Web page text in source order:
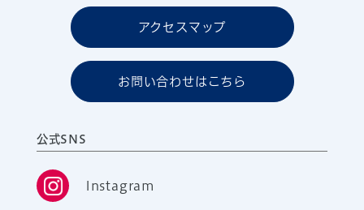
アクセスマップ
お問い合わせはこちら
公式SNS
Instagram